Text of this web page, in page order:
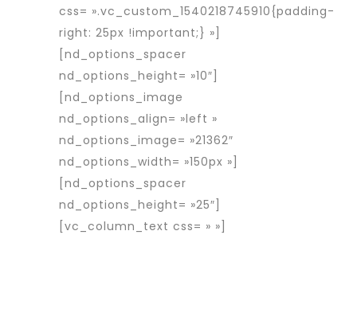
css= ».vc_custom_1540218745910{padding-
right: 25px !important;} »]
[nd_options_spacer
nd_options_height= »10″]
[nd_options_image
nd_options_align= »left »
nd_options_image= »21362″
nd_options_width= »150px »]
[nd_options_spacer
nd_options_height= »25″]
[vc_column_text css= » »]